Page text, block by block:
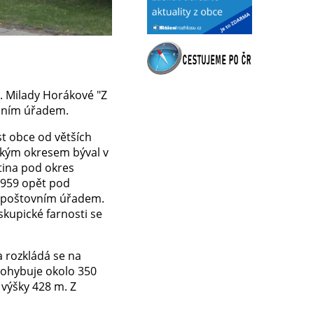
Milady Horákové "Z
úřadem.
obce od větších
okresem býval v
pod okres
opět pod
úřa­dem.
farnosti se
rozkládá se na
okolo 350
428 m. Z